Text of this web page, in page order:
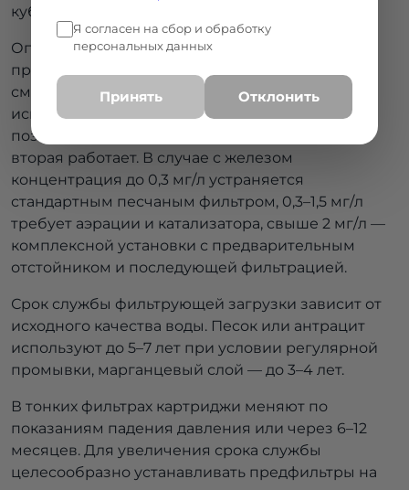
кубометр обработанной воды.
Оптимальная температура воды 5–35 °C,
превышение 40 °C снижает эффективность
смолы. При установке нескольких коттеджей
используют последовательные колонки, что
позволяет обслуживать одну установку, пока
вторая работает. В случае с железом
концентрация до 0,3 мг/л устраняется
стандартным песчаным фильтром, 0,3–1,5 мг/л
требует аэрации и катализатора, свыше 2 мг/л —
комплексной установки с предварительным
отстойником и последующей фильтрацией.
Срок службы фильтрующей загрузки зависит от
исходного качества воды. Песок или антрацит
используют до 5–7 лет при условии регулярной
промывки, марганцевый слой — до 3–4 лет.
В тонких фильтрах картриджи меняют по
показаниям падения давления или через 6–12
месяцев. Для увеличения срока службы
целесообразно устанавливать предфильтры на
Я согласен на сбор и обработку
персональных данных
Принять Отклонить